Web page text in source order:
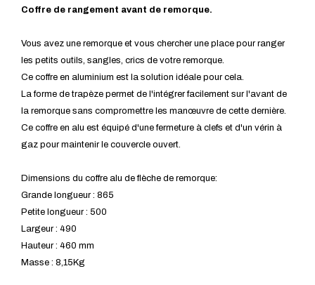
Coffre de rangement avant de remorque.
Vous avez une remorque et vous chercher une place pour ranger
les petits outils, sangles, crics de votre remorque.
Ce coffre en aluminium est la solution idéale pour cela.
La forme de trapèze permet de l'intégrer facilement sur l'avant de
la remorque sans compromettre les manœuvre de cette dernière.
Ce coffre en alu est équipé d'une fermeture à clefs et d'un vérin à
gaz pour maintenir le couvercle ouvert.
Dimensions du coffre alu de flèche de remorque:
Grande longueur : 865
Petite longueur : 500
Largeur : 490
Hauteur : 460 mm
Masse : 8,15Kg